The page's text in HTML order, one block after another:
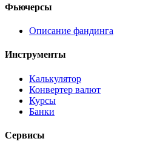
Фьючерсы
Описание фандинга
Инструменты
Калькулятор
Конвертер валют
Курсы
Банки
Сервисы